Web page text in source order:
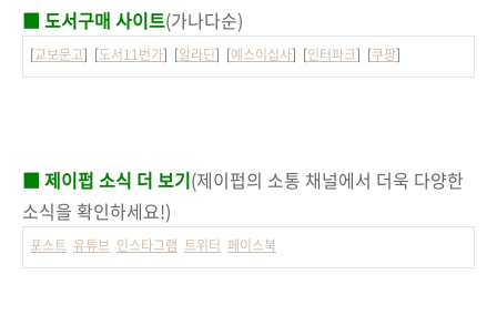
■ 도서구매 사이트(가나다순)
[교보문고] [도서11번가] [알라딘] [예스이십사] [인터파크] [쿠팡]
■ 제이펍 소식 더 보기(제이펍의 소통 채널에서 더욱 다양한
소식을 확인하세요!)
포스트 유튜브 인스타그램 트위터 페이스북